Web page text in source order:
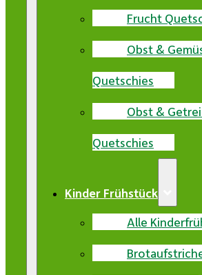
Frucht
Obst &
Quetschies
Obst &
Quetschies
Kinder Frühstück
Alle